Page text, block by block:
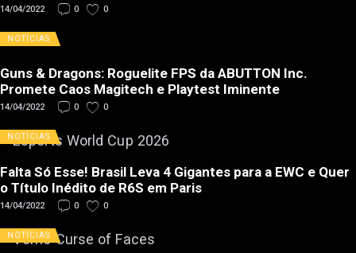
14/04/2022 0 0
NOTÍCIAS
Guns & Dragons: Roguelite FPS da ABUTTON Inc.
Promete Caos Magitech e Playtest Iminente
14/04/2022 0 0
NOTÍCIAS
Falta Só Esse! Brasil Leva 4 Gigantes para a EWC e Quer
o Título Inédito de R6S em Paris
14/04/2022 0 0
NOTÍCIAS